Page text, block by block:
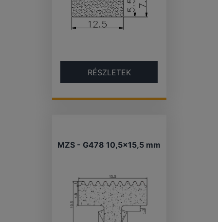
RÉSZLETEK
MZS - G478 10,5×15,5 mm